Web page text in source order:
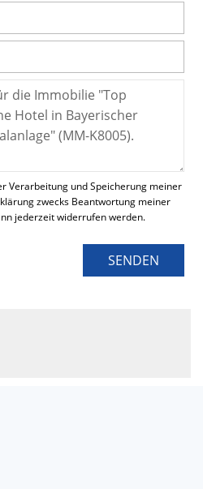
Verarbeitung und Speicherung meiner
zwecks Beantwortung meiner
jederzeit widerrufen werden.
SENDEN